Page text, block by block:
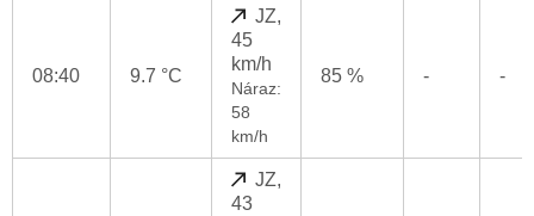
08:40 9.7 °C
JZ,
45
km/h
Náraz:
58
km/h
85 % - -
JZ,
43